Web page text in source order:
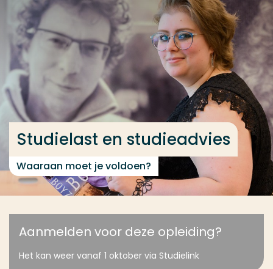
Ga direct naar de content
... > Studielast en studieadvies
Studielast en studieadvies
Waaraan moet je voldoen?
Aanmelden voor deze opleiding?
Het kan weer vanaf 1 oktober via Studielink
Veel gezocht
Opleiding
Contact